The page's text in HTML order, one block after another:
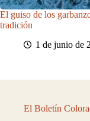
El guiso de los
tradición
1 de junio de
El Boletín